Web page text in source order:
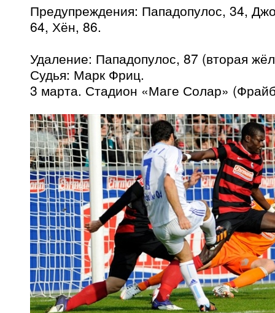
Предупреждения: Пападопулос, 34,
64, Хён, 86.
Удаление: Пападопулос, 87 (вторая
Судья: Марк Фриц.
3 марта. Стадион «Маге Солар»